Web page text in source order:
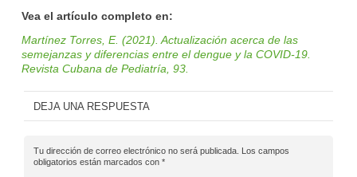
Vea el artículo completo en:
Martínez Torres, E. (2021). Actualización acerca de las
semejanzas y diferencias entre el dengue y la COVID-19.
Revista Cubana de Pediatría, 93.
DEJA UNA RESPUESTA
Tu dirección de correo electrónico no será publicada.
Los campos
obligatorios están marcados con *